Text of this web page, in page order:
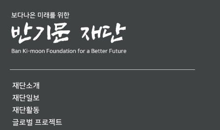
재단소개
재단일보
재단활동
글로벌 프로젝트